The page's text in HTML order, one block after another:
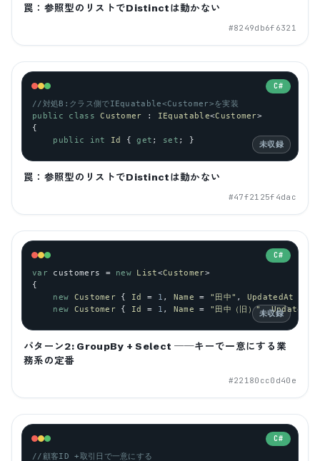
罠：参照型のリストでDistinctは動かない
#8249db6f6321
C#
//対処B:クラス側でIEquatable<Customer>を実装
public
class Customer : IEquatable<Customer>
{
public
int Id { get ; set ; } 未収録
罠：参照型のリストでDistinctは動かない
#47f2125f4dac
C#
var customers = new List<Customer>
{
new
Customer { Id = 1 , Name = "田中" , UpdatedAt
new
Customer { Id = 1 , Name = "田中（旧）", UpdatedAt
未収録
パターン2: GroupBy + Select ──キーで一意にする業
務系の定番
#22180cc0d40e
C#
//顧客ID +取引日で一意にする